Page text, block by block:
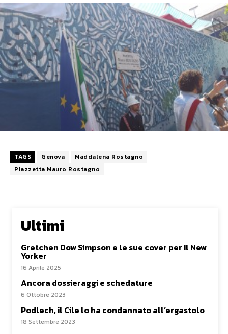
TAGS Genova
Maddalena Rostagno
Piazzetta Mauro Rostagno
Ultimi
Gretchen Dow Simpson e le sue cover per il New
Yorker
16 Aprile 2025
Ancora dossieraggi e schedature
6 Ottobre 2023
Podlech, il Cile lo ha condannato all’ergastolo
18 Settembre 2023